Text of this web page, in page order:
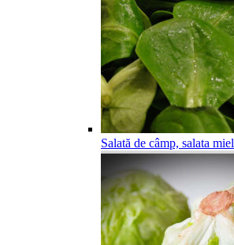
Salată de câmp, salata